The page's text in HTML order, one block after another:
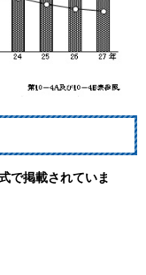
掲載されていま